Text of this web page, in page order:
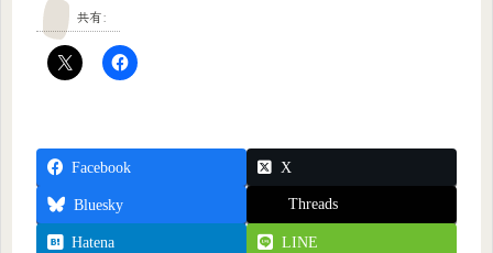
共有:
Facebook X
Bluesky Threads
Hatena LINE